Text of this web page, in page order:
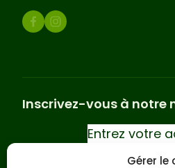
Gérer le
Inscrivez-vous à notre